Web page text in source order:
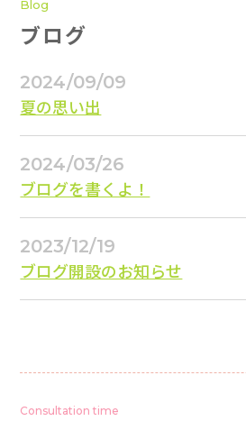
Blog
ブログ
夏の思い出
2024/09/09
ブログを書くよ！
2024/03/26
ブログ開設のお知らせ
2023/12/19
Consultation time